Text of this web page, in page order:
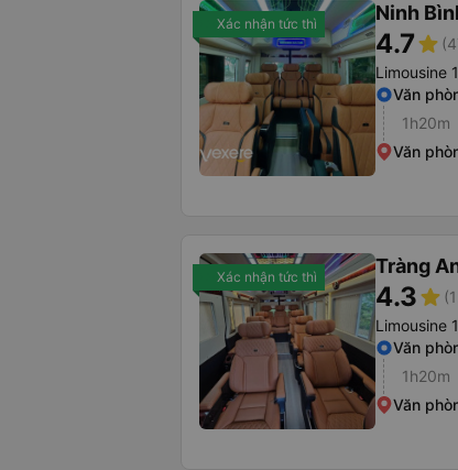
Xác nhận tức thì Ninh
4.7star
Limousine
Văn
1h20m
Văn
Xác nhận tức thì Tràng
4.3star
Limousine
Văn
1h20m
Văn